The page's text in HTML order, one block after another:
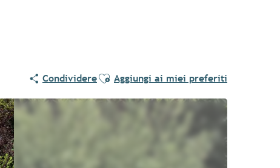
CondividereAjouter aux favoris
Aggiungi ai miei preferiti